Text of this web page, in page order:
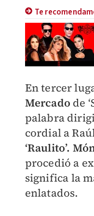
Te
En tercer
Mercado de
palabra
cordial a
‘Raulito’.
procedió a
significa la
enlatados.